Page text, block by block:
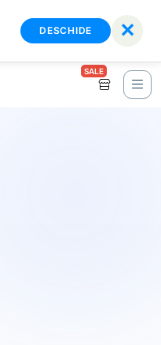
DESCHIDE ✕
SALE